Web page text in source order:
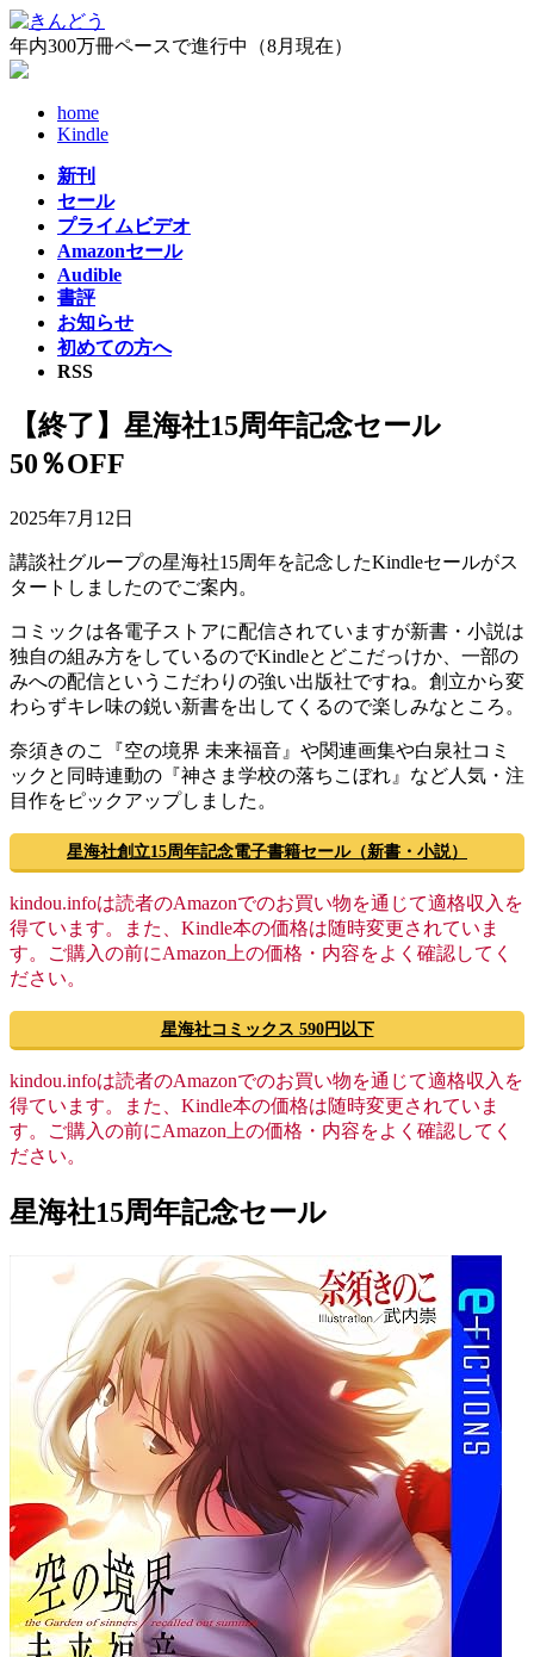
コ
ン
テ
ナ
ビ
ゲ
年内300万冊ペースで進行中（8月現在）
home
Kindle
新刊
セール
プライムビデオ
Amazonセール
Audible
書評
お知らせ
初めての方へ
RSS
【終了】星海社15周年記念セール
50％OFF
2025年7月12日
講談社グループの星海社15周年を記念したKindleセールがス
タートしましたのでご案内。
コミックは各電子ストアに配信されていますが新書・小説は
独自の組み方をしているのでKindleとどこだっけか、一部の
みへの配信というこだわりの強い出版社ですね。創立から変
わらずキレ味の鋭い新書を出してくるので楽しみなところ。
奈須きのこ『空の境界 未来福音』や関連画集や白泉社コミ
ックと同時連動の『神さま学校の落ちこぼれ』など人気・注
目作をピックアップしました。
星海社創立15周年記念電子書籍セール（新書・小説）
kindou.infoは読者のAmazonでのお買い物を通じて適格収入を
得ています。また、Kindle本の価格は随時変更されていま
す。ご購入の前にAmazon上の価格・内容をよく確認してく
ださい。
星海社コミックス 590円以下
kindou.infoは読者のAmazonでのお買い物を通じて適格収入を
得ています。また、Kindle本の価格は随時変更されていま
す。ご購入の前にAmazon上の価格・内容をよく確認してく
ださい。
星海社15周年記念セール